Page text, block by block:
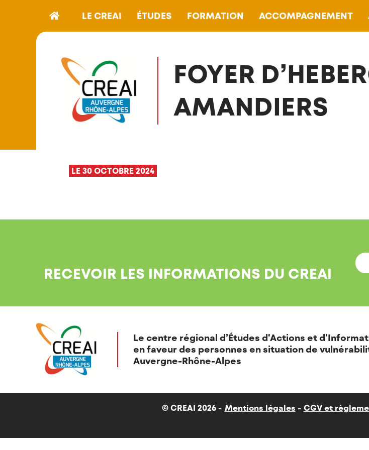
LE CREAI ÉTUDES FORMATION ACCOMPAGNEMENT
FOYER
AMANDIERS
LE 30 OCTOBRE 2024
RECEVOIR LES INFORMATIONS DU CREAI
E-
Le centre régional d’Études d'Actions et
en faveur des personnes en situation de
Auvergne-Rhône-Alpes
© CREAI 2026 - Mentions légales CGV et